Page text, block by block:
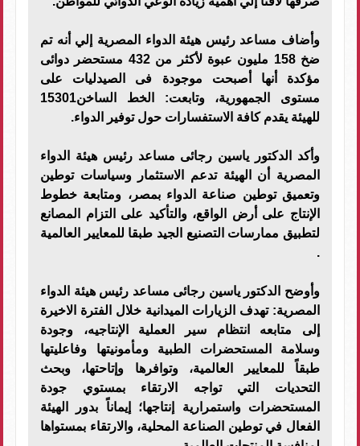
وأضاف مساعد رئيس هيئة الدواء المصرية إلي أنه تم
ضخ 158 مليون عبوة لأكثر من 432 مستحضر دوائى
مؤكدة أنها أصبحت موجودة فى الصيدليات على
مستوى الجمهورية، وتابعت: الخط الساخن15301
للهيئة يقدم كافة الاستفسارات حول توفير الدواء.
وأكد الدكتور ياسين رجائى مساعد رئيس هيئة الدواء
المصرية أن الهيئة تدعم الاستثمار وسياسات توطين
وتعميق توطين صناعة الدواء بمصر، ومتابعة خطوط
الإنتاج على أرض الواقع، والتأكيد على التزام المصانع
لتطبيق ممارسات التصنيع الجيد طبقا للمعايير العالمية
.
وأوضح الدكتور ياسين رجائى مساعد رئيس هيئة الدواء
المصرية: تهدف الزيارات الميدانية خلال الفترة الاخيرة
إلى متابعه انتظام سير العملية الإنتاجيه، وجودة
وسلامة المستحضرات الطبية ومأمونيتها وفاعليتها
طبقاً للمعايير العالمية، وتوافرها وإتاحتها، وبحث
التحديات التي تواجه الارتقاء بمستوي جودة
المستحضرات واستمرارية إنتاجها؛ إيماناً بدور الهيئة
الفعال في توطين الصناعة المحلية، والارتقاء بمستواها